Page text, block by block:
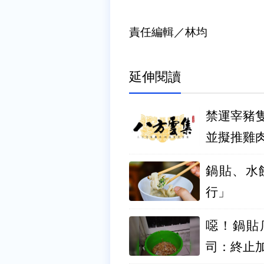
責任編輯／林均
延伸閱讀
禁運宰豬
並擬推雞
鍋貼、水
行」
噁！鍋
司：終止